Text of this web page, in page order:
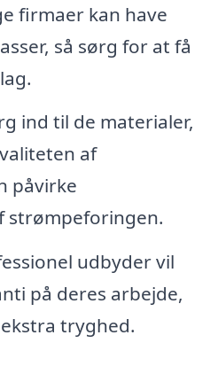
firmaer kan have
så sørg for at få
ind til de materialer,
af
påvirke
strømpeforingen.
udbyder vil
på deres arbejde,
tryghed.